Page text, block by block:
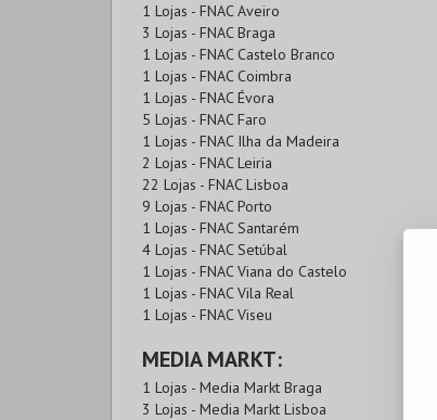
1 Lojas - FNAC Aveiro
3 Lojas - FNAC Braga
1 Lojas - FNAC Castelo Branco
1 Lojas - FNAC Coimbra
1 Lojas - FNAC Évora
5 Lojas - FNAC Faro
1 Lojas - FNAC Ilha da Madeira
2 Lojas - FNAC Leiria
22 Lojas - FNAC Lisboa
9 Lojas - FNAC Porto
1 Lojas - FNAC Santarém
4 Lojas - FNAC Setúbal
1 Lojas - FNAC Viana do Castelo
1 Lojas - FNAC Vila Real
1 Lojas - FNAC Viseu
MEDIA MARKT:
1 Lojas - Media Markt Braga
3 Lojas - Media Markt Lisboa